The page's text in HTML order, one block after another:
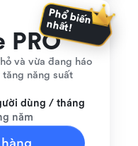
PRO
và vừa đang háo
năng suất
dùng / tháng
năm
Phổ biến
nhất!